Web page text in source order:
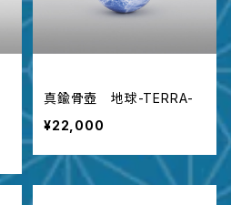
真鍮骨壺 地球-TERRA-
¥22,000